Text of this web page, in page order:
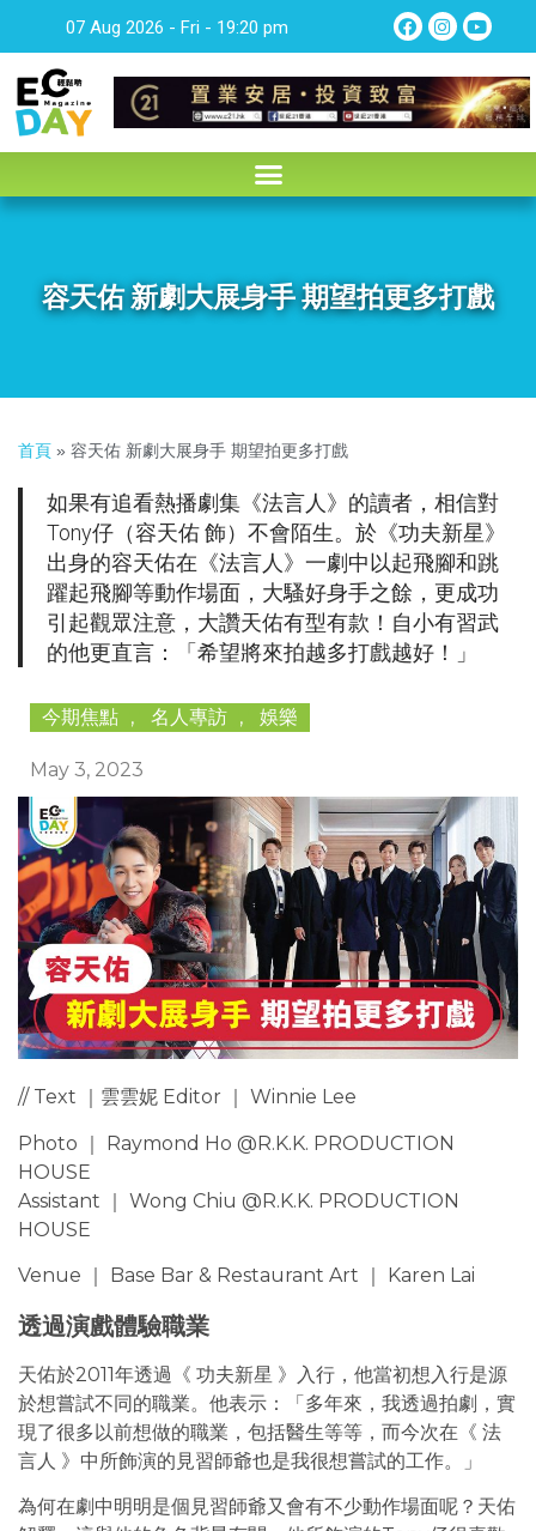
07 Aug 2026 - Fri - 19:20 pm
容天佑 新劇大展身手 期望拍更多打戲
首頁 » 容天佑 新劇大展身手 期望拍更多打戲
如果有追看熱播劇集《法言人》的讀者，相信對
Tony仔（容天佑 飾）不會陌生。於《功夫新星》
出身的容天佑在《法言人》一劇中以起飛腳和跳
躍起飛腳等動作場面，大騷好身手之餘，更成功
引起觀眾注意，大讚天佑有型有款！自小有習武
的他更直言：「希望將來拍越多打戲越好！」
今期焦點 , 名人專訪 , 娛樂
May 3, 2023
// Text ｜雲雲妮 Editor ｜ Winnie Lee
Photo ｜ Raymond Ho @R.K.K. PRODUCTION
HOUSE
Assistant ｜ Wong Chiu @R.K.K. PRODUCTION
HOUSE
Venue ｜ Base Bar & Restaurant Art ｜ Karen Lai
透過演戲體驗職業
天佑於2011年透過《 功夫新星 》入行，他當初想入行是源
於想嘗試不同的職業。他表示：「多年來，我透過拍劇，實
現了很多以前想做的職業，包括醫生等等，而今次在《 法
言人 》中所飾演的見習師爺也是我很想嘗試的工作。」
為何在劇中明明是個見習師爺又會有不少動作場面呢？天佑